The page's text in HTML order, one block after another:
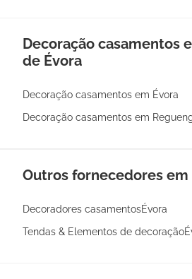
Decoração casamentos
de Évora
Decoração casamentos em Évora
Decoração casamentos em
Outros fornecedores em
Decoradores casamentosÉvora
Tendas & Elementos de